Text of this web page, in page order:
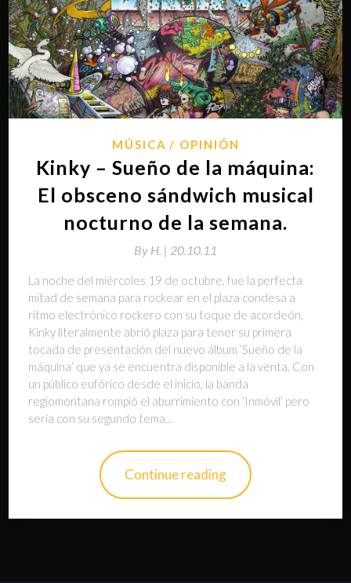
MÚSICA OPINIÓN
Kinky – Sueño de la máquina:
El obsceno sándwich musical
nocturno de la semana.
By H. | 20.10.11
La noche del miércoles 19 de octubre, fue la perfecta
mitad de semana para rockear en el plaza condesa a
ritmo electrónico rockero con su toque de acordeón,
Kinky literalmente abrió plaza para tener su primera
tocada de presentación del nuevo álbum ‘Sueño de la
máquina’ que ya se encuentra disponible a la venta. Con
un público eufórico desde el inicio, la banda
regiomontana rompió el aburrimiento con ‘Inmóvil’ pero
sería con su segundo tema…
Continue reading